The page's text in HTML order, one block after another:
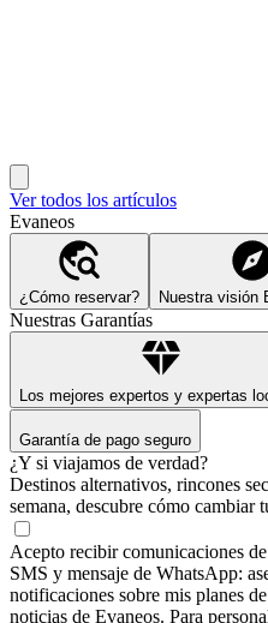
Ver todos los artículos
Evaneos
¿Cómo reservar? Nuestra visión
Nuestras Garantías
Los mejores expertos y expertas
Garantía de pago seguro
¿Y si viajamos de verdad?
Destinos alternativos, rincones
semana, descubre cómo cambiar
Acepto recibir comunicaciones
SMS y mensaje de WhatsApp:
notificaciones sobre mis planes
noticias de Evaneos. Para